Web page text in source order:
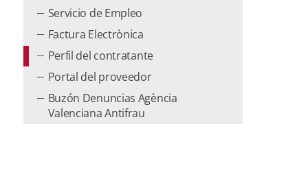
Servicio de Empleo
Factura Electrònica
Perfil del contratante
Portal del proveedor
Buzón Denuncias Agència
Valenciana Antifrau